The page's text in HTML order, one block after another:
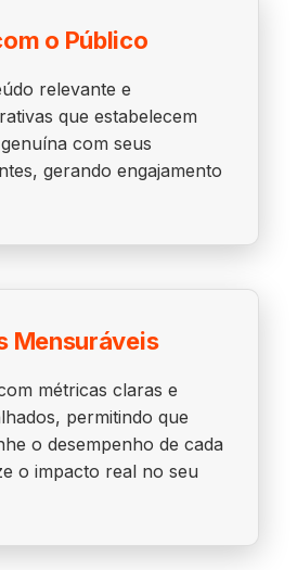
o Público
relevante e
que estabelecem
com seus
gerando engajamento
Mensuráveis
métricas claras e
permitindo que
o desempenho de cada
o impacto real no seu